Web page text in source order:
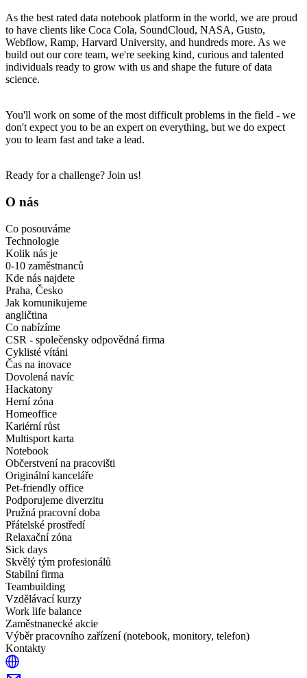
As the best rated data notebook platform in the world, we are proud
to have clients like Coca Cola, SoundCloud, NASA, Gusto,
Webflow, Ramp, Harvard University, and hundreds more. As we
build out our core team, we're seeking kind, curious and talented
individuals ready to grow with us and shape the future of data
science.
You'll work on some of the most difficult problems in the field - we
don't expect you to be an expert on everything, but we do expect
you to learn fast and take a lead.
Ready for a challenge? Join us!
O nás
Co posouváme
Technologie
Kolik nás je
0-10 zaměstnanců
Kde nás najdete
Praha, Česko
Jak komunikujeme
angličtina
Co nabízíme
CSR - společensky odpovědná firma
Cyklisté vítáni
Čas na inovace
Dovolená navíc
Hackatony
Herní zóna
Homeoffice
Kariérní růst
Multisport karta
Notebook
Občerstvení na pracovišti
Originální kanceláře
Pet-friendly office
Podporujeme diverzitu
Pružná pracovní doba
Přátelské prostředí
Relaxační zóna
Sick days
Skvělý tým profesionálů
Stabilní firma
Teambuilding
Vzdělávací kurzy
Work life balance
Zaměstnanecké akcie
Výběr pracovního zařízení (notebook, monitory, telefon)
Kontakty